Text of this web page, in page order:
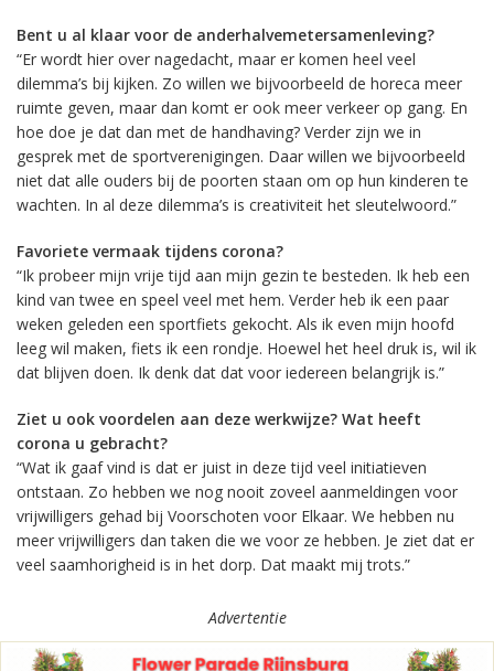
Bent u al klaar voor de anderhalvemetersamenleving?
“Er wordt hier over nagedacht, maar er komen heel veel
dilemma’s bij kijken. Zo willen we bijvoorbeeld de horeca meer
ruimte geven, maar dan komt er ook meer verkeer op gang. En
hoe doe je dat dan met de handhaving? Verder zijn we in
gesprek met de sportverenigingen. Daar willen we bijvoorbeeld
niet dat alle ouders bij de poorten staan om op hun kinderen te
wachten. In al deze dilemma’s is creativiteit het sleutelwoord.”
Favoriete vermaak tijdens corona?
“Ik probeer mijn vrije tijd aan mijn gezin te besteden. Ik heb een
kind van twee en speel veel met hem. Verder heb ik een paar
weken geleden een sportfiets gekocht. Als ik even mijn hoofd
leeg wil maken, fiets ik een rondje. Hoewel het heel druk is, wil ik
dat blijven doen. Ik denk dat dat voor iedereen belangrijk is.”
Ziet u ook voordelen aan deze werkwijze? Wat heeft
corona u gebracht?
“Wat ik gaaf vind is dat er juist in deze tijd veel initiatieven
ontstaan. Zo hebben we nog nooit zoveel aanmeldingen voor
vrijwilligers gehad bij Voorschoten voor Elkaar. We hebben nu
meer vrijwilligers dan taken die we voor ze hebben. Je ziet dat er
veel saamhorigheid is in het dorp. Dat maakt mij trots.”
Advertentie